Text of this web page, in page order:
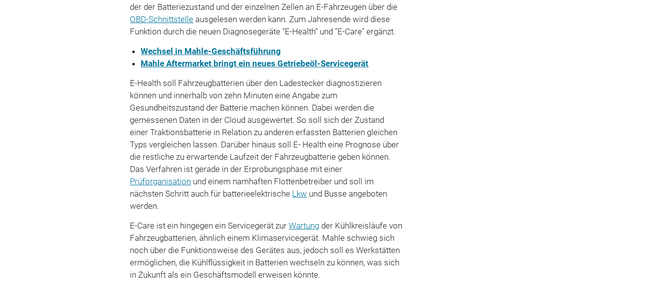
der der Batteriezustand und der einzelnen Zellen an E-Fahrzeugen über die
OBD-Schnittstelle ausgelesen werden kann. Zum Jahresende wird diese
Funktion durch die neuen Diagnosegeräte "E-Health" und "E-Care" ergänzt.
Wechsel in Mahle-Geschäftsführung
Mahle Aftermarket bringt ein neues Getriebeöl-Servicegerät
E-Health soll Fahrzeugbatterien über den Ladestecker diagnostizieren
können und innerhalb von zehn Minuten eine Angabe zum
Gesundheitszustand der Batterie machen können. Dabei werden die
gemessenen Daten in der Cloud ausgewertet. So soll sich der Zustand
einer Traktionsbatterie in Relation zu anderen erfassten Batterien gleichen
Typs vergleichen lassen. Darüber hinaus soll E- Health eine Prognose über
die restliche zu erwartende Laufzeit der Fahrzeugbatterie geben können.
Das Verfahren ist gerade in der Erprobungsphase mit einer
Prüforganisation und einem namhaften Flottenbetreiber und soll im
nächsten Schritt auch für batterieelektrische Lkw und Busse angeboten
werden.
E-Care ist ein hingegen ein Servicegerät zurWartung der Kühlkreisläufe von
Fahrzeugbatterien, ähnlich einem Klimaservicegerät. Mahle schwieg sich
noch über die Funktionsweise des Gerätes aus, jedoch soll es Werkstätten
ermöglichen, die Kühlflüssigkeit in Batterien wechseln zu können, was sich
in Zukunft als ein Geschäftsmodell erweisen könnte.